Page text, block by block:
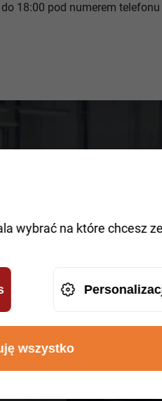
18:00 pod numerem telefonu
wkrótce się
wybrać na które chcesz
wszystko